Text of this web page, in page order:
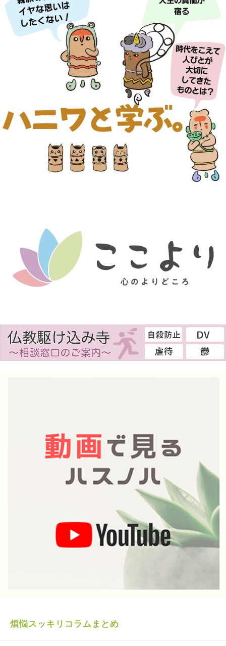
煩悩スッキリコラムまとめ